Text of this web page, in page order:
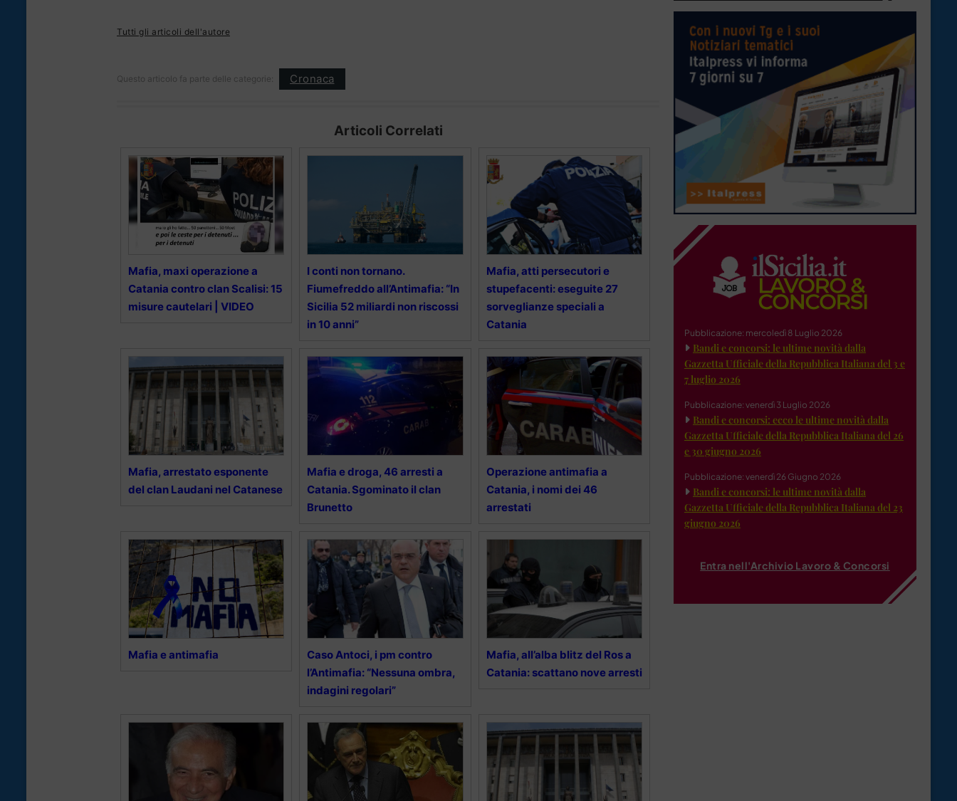
Tutti gli articoli dell'autore
Questo articolo fa parte delle categorie: Cronaca
Articoli Correlati
Mafia, maxi operazione a
Catania contro clan Scalisi: 15
misure cautelari | VIDEO
I conti non tornano.
Fiumefreddo all’Antimafia: “In
Sicilia 52 miliardi non riscossi
in 10 anni”
Mafia, atti persecutori e
stupefacenti: eseguite 27
sorveglianze speciali a
Catania
Mafia, arrestato esponente
del clan Laudani nel Catanese
Mafia e droga, 46 arresti a
Catania. Sgominato il clan
Brunetto
Operazione antimafia a
Catania, i nomi dei 46
arrestati
Mafia e antimafia
Caso Antoci, i pm contro
l’Antimafia: “Nessuna ombra,
indagini regolari”
Mafia, all’alba blitz del Ros a
Catania: scattano nove arresti
Pubblicazione: mercoledì 8 Luglio 2026
Bandi e concorsi: le ultime novità dalla
Gazzetta Ufficiale della Repubblica Italiana del 3 e
7 luglio 2026
Pubblicazione: venerdì 3 Luglio 2026
Bandi e concorsi: ecco le ultime novità dalla
Gazzetta Ufficiale della Repubblica Italiana del 26
e 30 giugno 2026
Pubblicazione: venerdì 26 Giugno 2026
Bandi e concorsi: le ultime novità dalla
Gazzetta Ufficiale della Repubblica Italiana del 23
giugno 2026
Entra nell'Archivio Lavoro & Concorsi